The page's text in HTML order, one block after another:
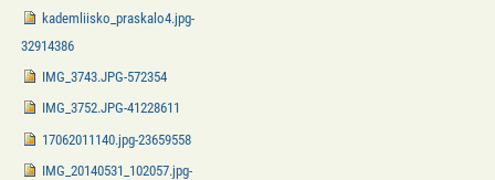
kademliisko_praskalo4.jpg-
32914386
IMG_3743.JPG-572354
IMG_3752.JPG-41228611
17062011140.jpg-23659558
IMG_20140531_102057.jpg-